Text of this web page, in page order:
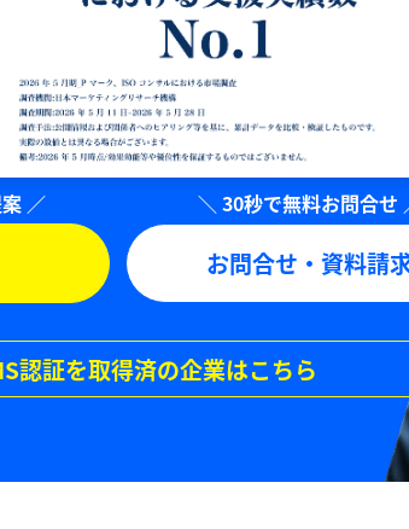
お問合せ・資料請
認証を取得済の企業はこちら